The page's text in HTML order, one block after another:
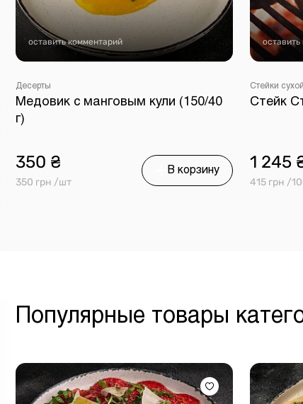
оставить комментарий
Десерты
Медовик с манговым кули (150/40
г)
350 ₴
350 грн /шт
В корзину
Стейки
Стейк
1 245
415 грн /
Популярные товары